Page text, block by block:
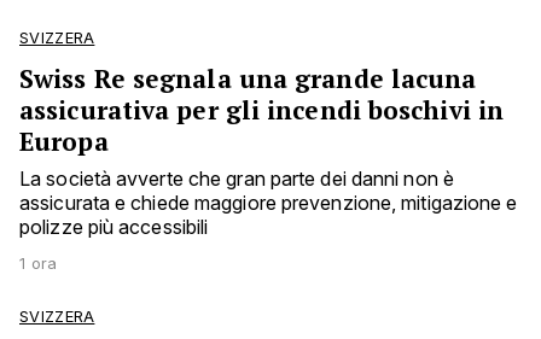
SVIZZERA
Swiss Re segnala una grande lacuna
assicurativa per gli incendi boschivi in
Europa
La società avverte che gran parte dei danni non è
assicurata e chiede maggiore prevenzione, mitigazione e
polizze più accessibili
1 ora
SVIZZERA